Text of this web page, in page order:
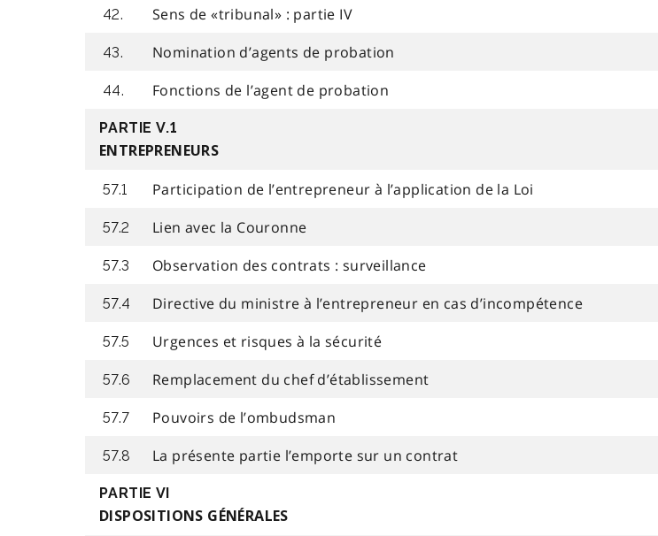
42. Sens de «tribunal» : partie IV
43. Nomination d’agents de probation
44. Fonctions de l’agent de probation
PARTIE V.1
ENTREPRENEURS
57.1 Participation de l’entrepreneur à l’application de la Loi
57.2 Lien avec la Couronne
57.3 Observation des contrats : surveillance
57.4 Directive du ministre à l’entrepreneur en cas d’incompétence
57.5 Urgences et risques à la sécurité
57.6 Remplacement du chef d’établissement
57.7 Pouvoirs de l’ombudsman
57.8 La présente partie l’emporte sur un contrat
PARTIE VI
DISPOSITIONS GÉNÉRALES